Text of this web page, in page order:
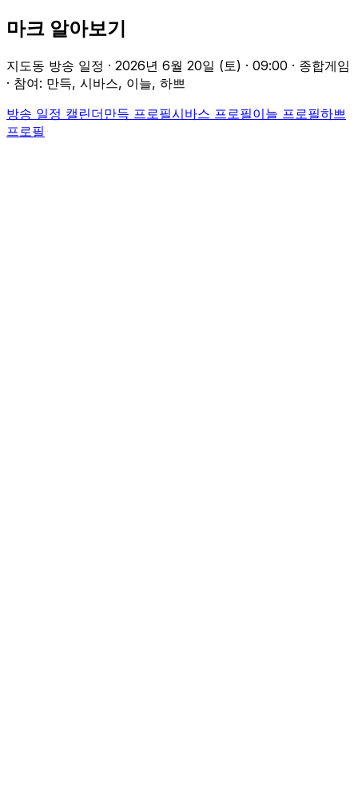
마크 알아보기
지도동 방송 일정 · 2026년 6월 20일 (토) · 09:00 · 종합게임
· 참여: 만득, 시바스, 이늘, 하쁘
방송 일정 캘린더만득 프로필시바스 프로필이늘 프로필하쁘
프로필